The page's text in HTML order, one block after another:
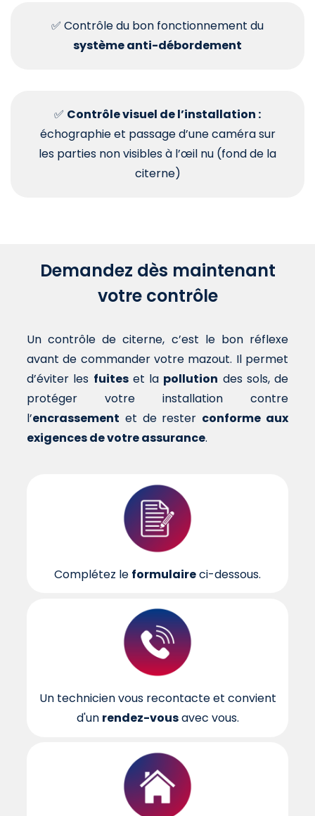
✅ Contrôle du bon fonctionnement du
système anti-débordement
✅ Contrôle visuel de l’installation :
échographie et passage d’une caméra sur
les parties non visibles à l’œil nu (fond de la
citerne)
Demandez dès maintenant
votre contrôle
Un contrôle de citerne, c’est le bon réflexe
avant de commander votre mazout. Il permet
d’éviter les fuiteset la pollution des sols, de
protéger votre installation contre
l’encrassement et de rester conforme aux
exigences de votre assurance.
Complétez le formulaireci-dessous.
Un technicien vous recontacte et convient
d'un rendez-vousavec vous.